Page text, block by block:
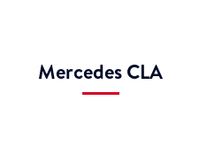
Mercedes CLA